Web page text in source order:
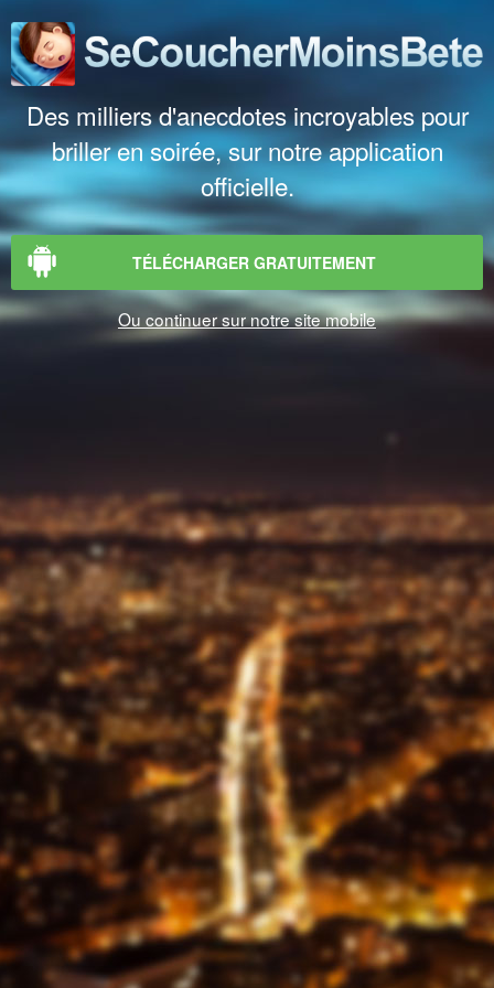
Des milliers d'anecdotes incroyables pour
briller en soirée, sur notre application
officielle.
TÉLÉCHARGER GRATUITEMENT
Ou continuer sur notre site mobile